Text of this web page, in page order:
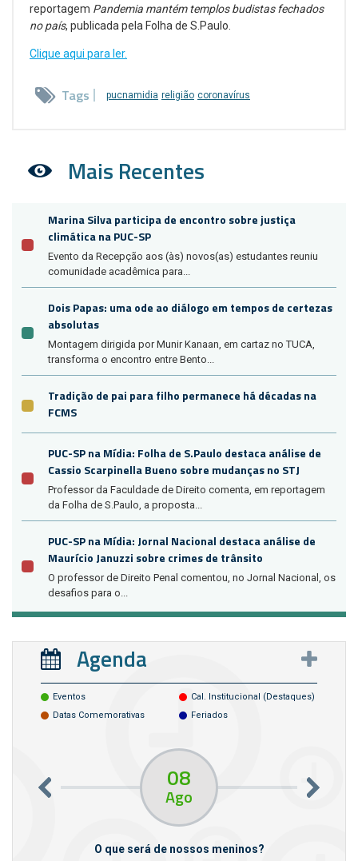
reportagem Pandemia mantém templos budistas fechados
no país, publicada pela Folha de S.Paulo.
Clique aqui para ler.
Tags pucnamidia religião coronavírus
Mais Recentes
Marina Silva participa de encontro sobre justiça
climática na PUC-SP
Evento da Recepção aos (às) novos(as) estudantes reuniu
comunidade acadêmica para...
Dois Papas: uma ode ao diálogo em tempos de certezas
absolutas
Montagem dirigida por Munir Kanaan, em cartaz no TUCA,
transforma o encontro entre Bento...
Tradição de pai para filho permanece há décadas na
FCMS
PUC-SP na Mídia: Folha de S.Paulo destaca análise de
Cassio Scarpinella Bueno sobre mudanças no STJ
Professor da Faculdade de Direito comenta, em reportagem
da Folha de S.Paulo, a proposta...
PUC-SP na Mídia: Jornal Nacional destaca análise de
Maurício Januzzi sobre crimes de trânsito
O professor de Direito Penal comentou, no Jornal Nacional, os
desafios para o...
Agenda
Eventos
Cal. Institucional (destaques)
Datas Comemorativas
Feriados
08
Ago
O que será de nossos meninos?